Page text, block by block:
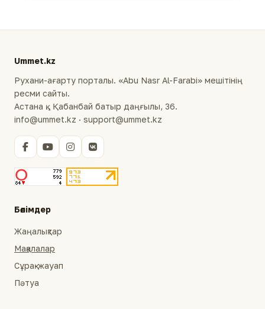
Ummet.kz
Рухани-ағарту порталы. «Abu Nasr Al-Farabi» мешітінің
ресми сайты.
Астана қ., Қабанбай батыр даңғылы, 36.
info@ummet.kz · support@ummet.kz
Бөлімдер
Жаңалықтар
Мақалалар
Сұрақ-жауап
Пәтуа